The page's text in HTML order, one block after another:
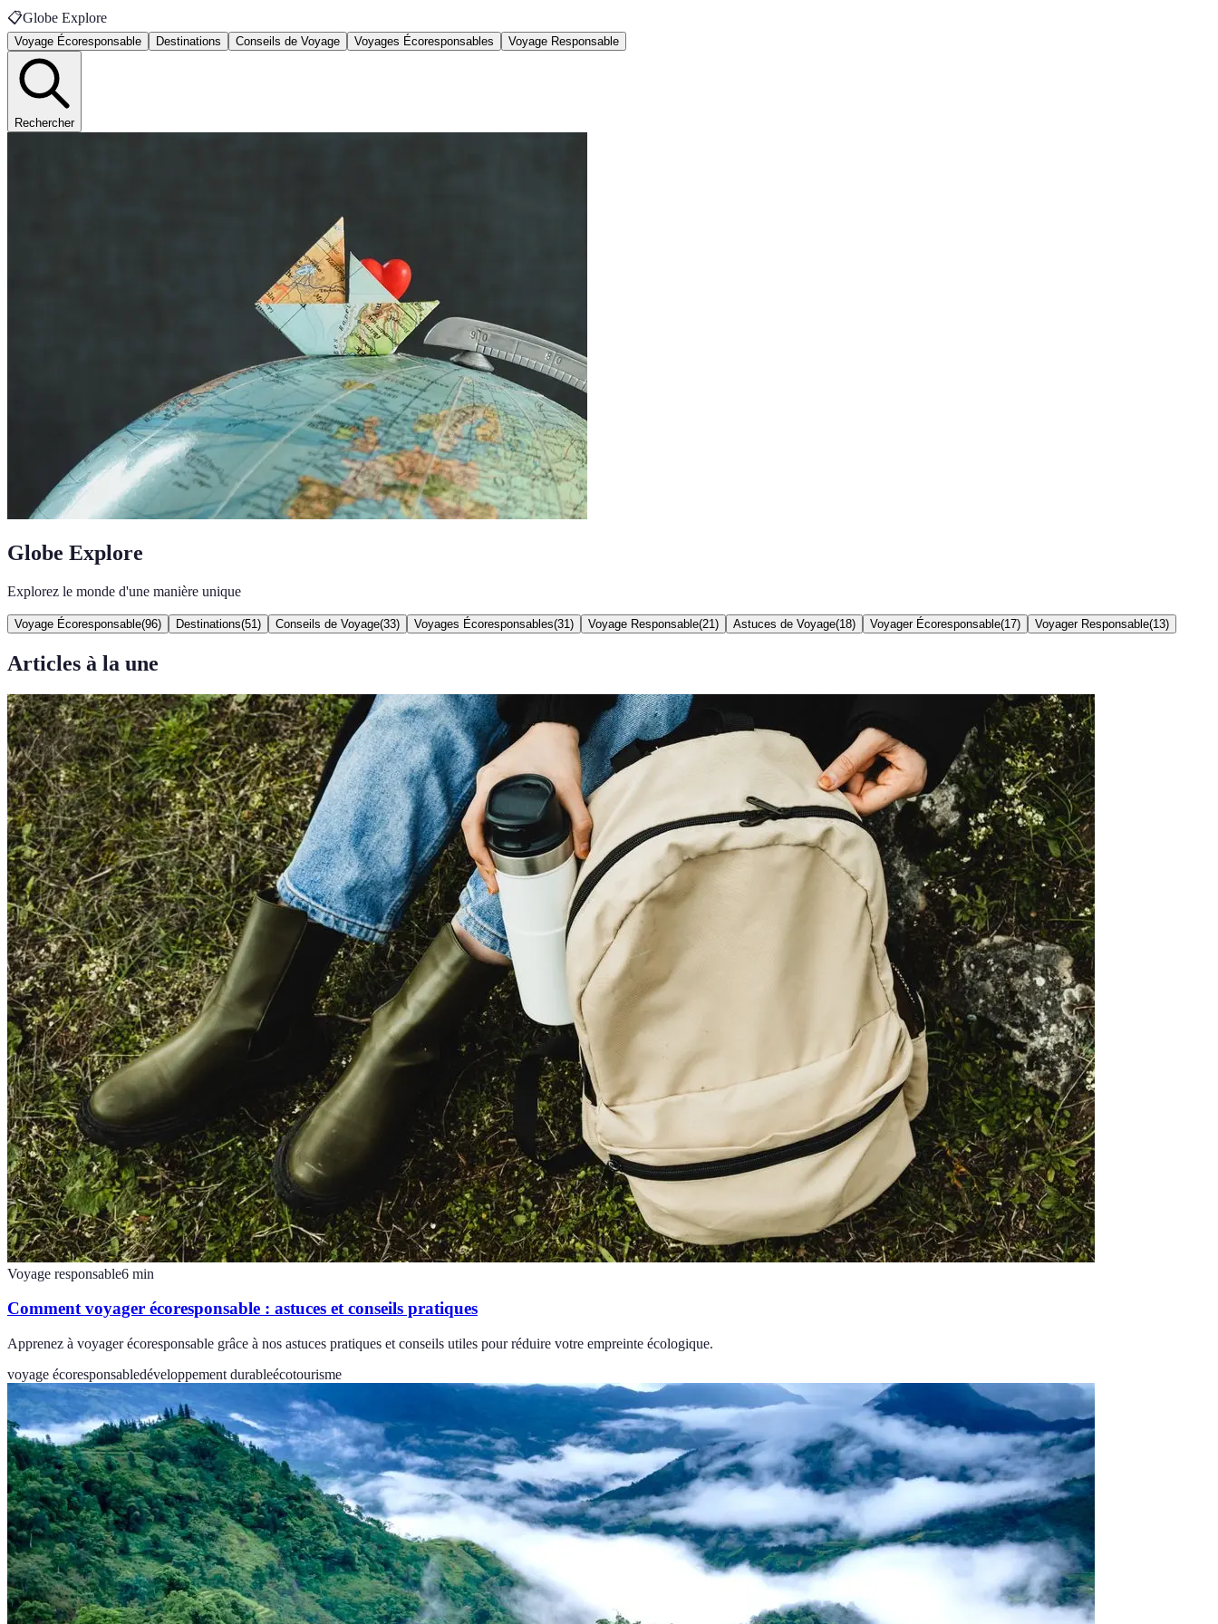
📋Globe Explore
Voyage Écoresponsable Destinations Conseils de Voyage Voyages Écoresponsables Voyage Responsable
Rechercher
Globe Explore
Explorez le monde d'une manière unique
Voyage Écoresponsable(96) Destinations(51 ) Conseils de Voyage(33) Voyages Écoresponsables(31 ) Voyage Responsable(21 ) Astuces de Voyage(18) Voyager Écoresponsable(17) Voyager Responsable(13)
Articles à la une
Voyage responsable6 min
Comment voyager écoresponsable : astuces et conseils pratiques
Apprenez à voyager écoresponsable grâce à nos astuces pratiques et conseils utiles pour réduire votre empreinte écologique.
voyage écoresponsabledéveloppement durableécotourisme